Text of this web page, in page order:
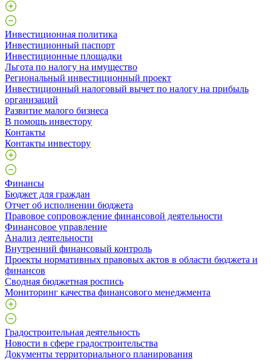
Инвестиционная политика
Инвестиционный паспорт
Инвестиционные площадки
Льгота по налогу на имущество
Региональный инвестиционный проект
Инвестиционный налоговый вычет по налогу на прибыль
организаций
Развитие малого бизнеса
В помощь инвестору
Контакты
Контакты инвестору
Финансы
Бюджет для граждан
Отчет об исполнении бюджета
Правовое сопровождение финансовой деятельности
Финансовое управление
Анализ деятельности
Внутренний финансовый контроль
Проекты нормативных правовых актов в области бюджета и
финансов
Сводная бюджетная роспись
Мониторинг качества финансового менеджмента
Градостроительная деятельность
Новости в сфере градостроительства
Документы территориального планирования